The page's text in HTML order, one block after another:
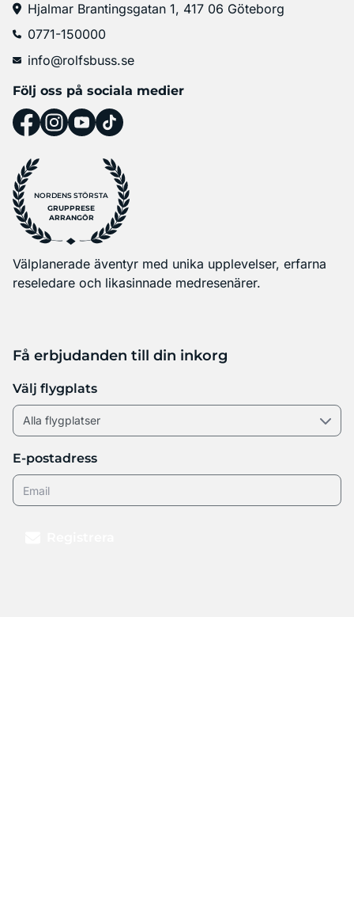
Hjalmar Brantingsgatan 1, 417 06 Göteborg
0771-150000
info@rolfsbuss.se
Följ oss på sociala medier
NORDENS STÖRSTA
GRUPPRESE
ARRANGÖR
Välplanerade äventyr med unika upplevelser, erfarna
reseledare och likasinnade medresenärer.
Få erbjudanden till din inkorg
Välj flygplats
E-postadress